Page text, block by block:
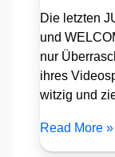
Die letzten
und
nur
ihres
witzig und
Read More »